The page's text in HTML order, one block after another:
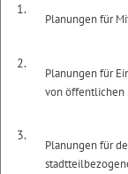
1.
Planungen für
2.
Planungen für
von öffentlichen
3.
Planungen für